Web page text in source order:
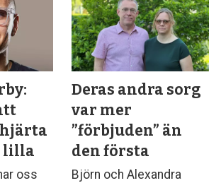
lilla
oss
Deras andra sorg
var mer
”förbjuden” än
den första
Björn och Alexandra